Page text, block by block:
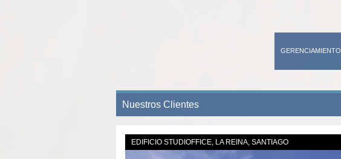
GERENCIAMIENTO
Nuestros Clientes
EDIFICIO STUDIOFFICE, LA REINA, SANTIAGO